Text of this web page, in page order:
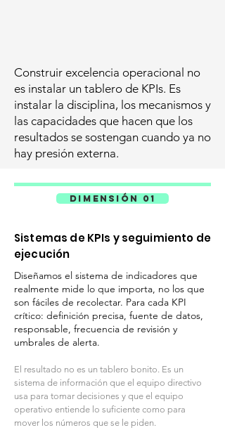
Construir excelencia operacional no
es instalar un tablero de KPIs. Es
instalar la disciplina, los mecanismos y
las capacidades que hacen que los
resultados se sostengan cuando ya no
hay presión externa.
DIMENSIÓN 01
Sistemas de KPIs y seguimiento de
ejecución
Diseñamos el sistema de indicadores que
realmente mide lo que importa, no los que
son fáciles de recolectar. Para cada KPI
crítico: definición precisa, fuente de datos,
responsable, frecuencia de revisión y
umbrales de alerta.
El resultado no es un tablero bonito. Es un
sistema de información que el equipo directivo
usa para tomar decisiones y que el equipo
operativo entiende lo suficiente como para
mover los números que se le piden.